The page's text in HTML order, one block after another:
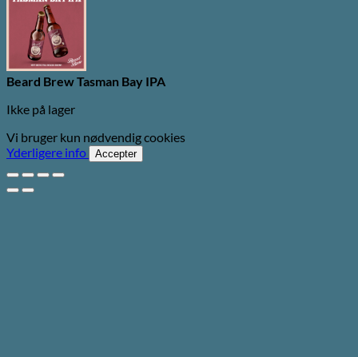
Beard Brew Tasman Bay IPA
Ikke på lager
Vi bruger kun nødvendig cookies
Yderligere info
Accepter